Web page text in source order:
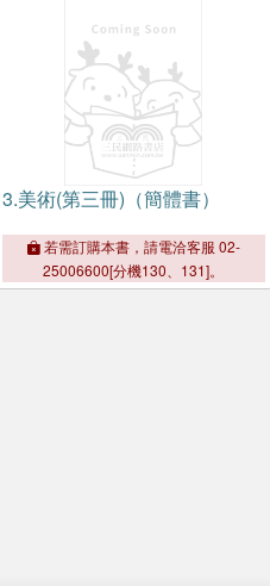
3.美術(第三冊)（簡體書）
若需訂購本書，請電洽客服 02-
25006600[分機130、131]。